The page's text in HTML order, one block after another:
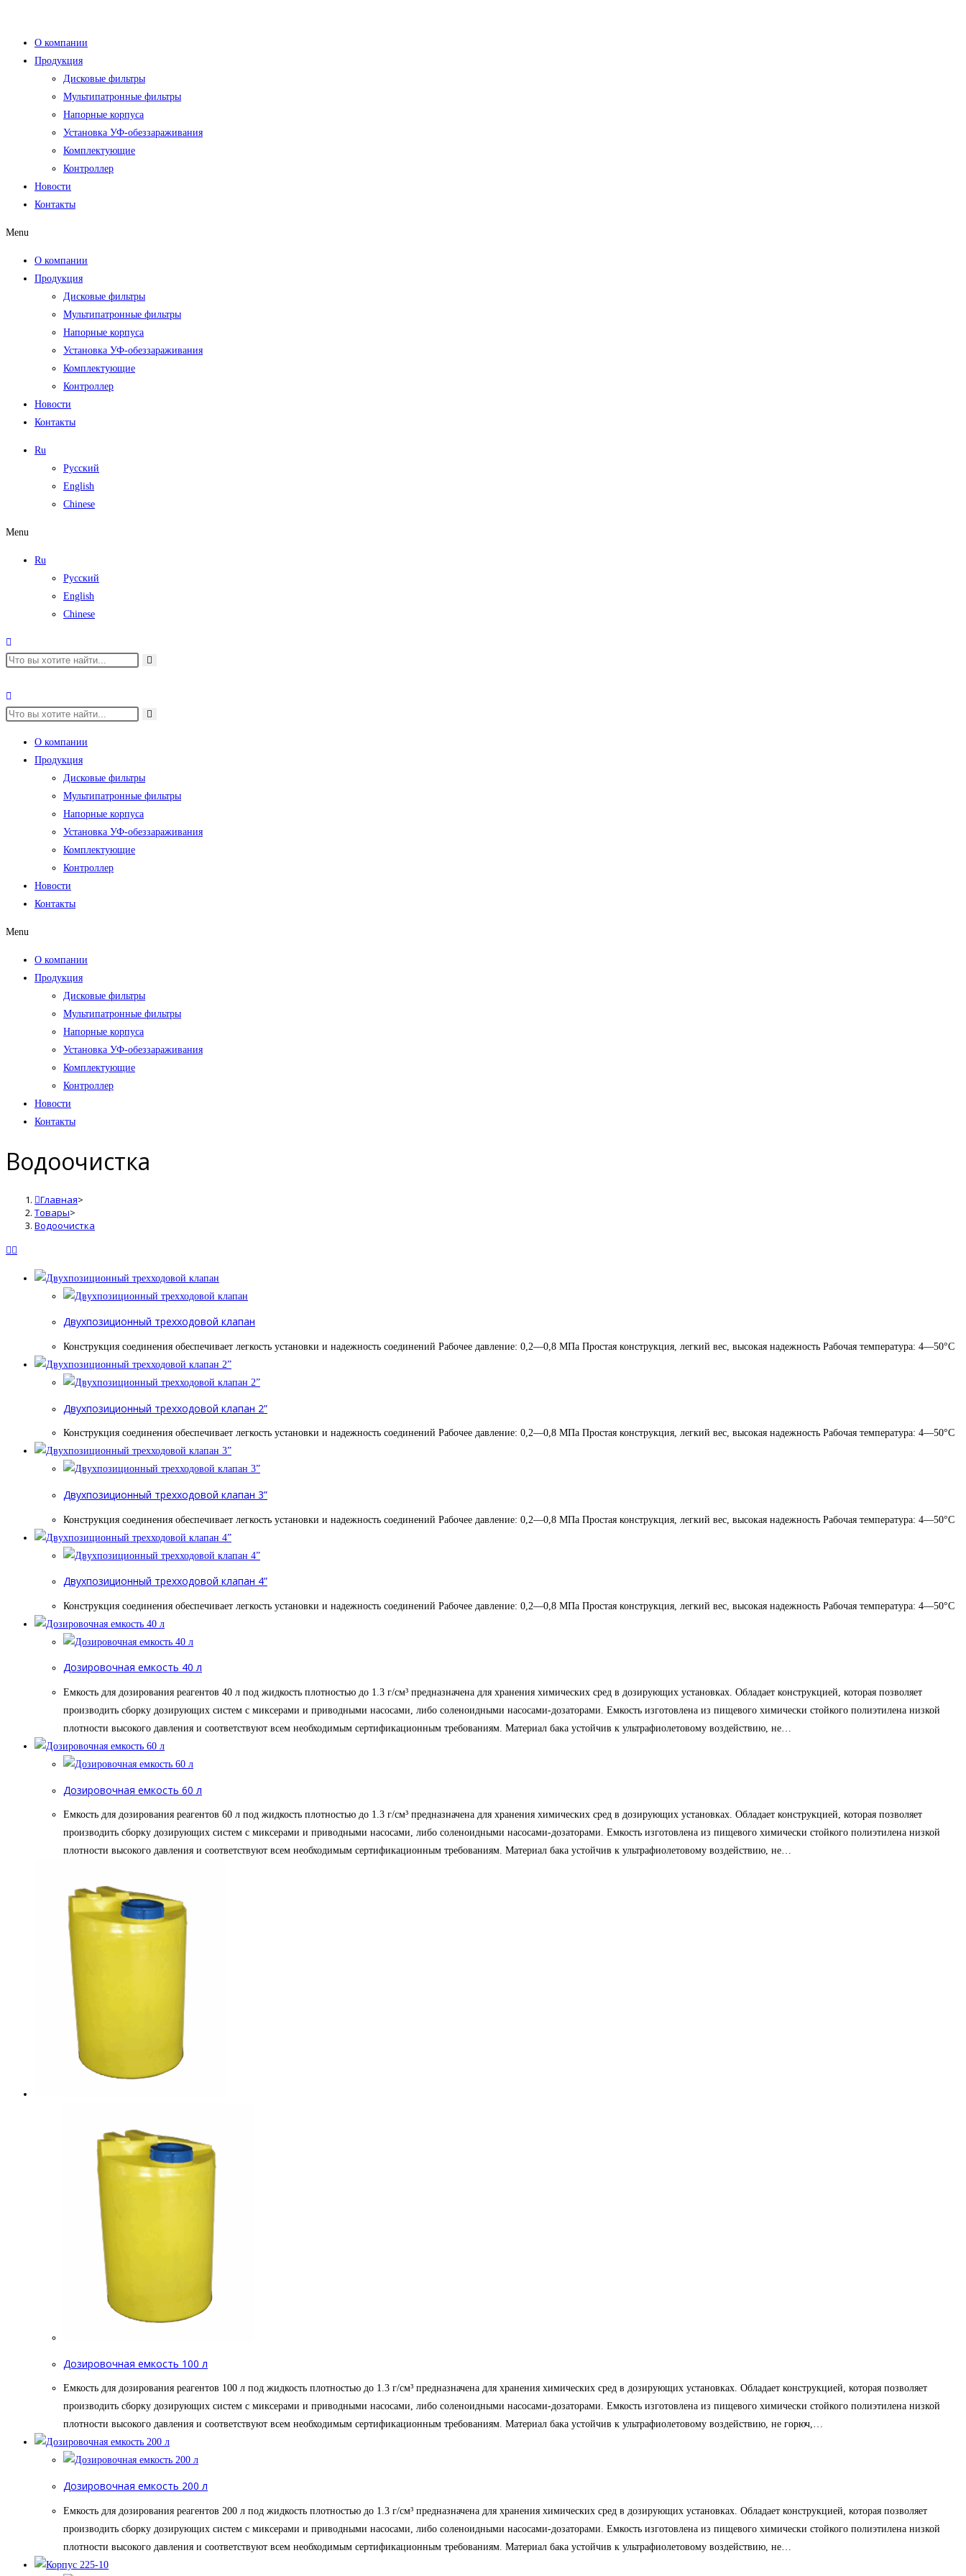
содержимому
О компании
Продукция
Дисковые фильтры
Мультипатронные фильтры
Напорные корпуса
Установка УФ-обеззараживания
Комплектующие
Контроллер
Новости
Контакты
Menu
О компании
Продукция
Дисковые фильтры
Мультипатронные фильтры
Напорные корпуса
Установка УФ-обеззараживания
Комплектующие
Контроллер
Новости
Контакты
Ru
Русский
English
Chinese
Menu
Ru
Русский
English
Chinese
О компании
Продукция
Дисковые фильтры
Мультипатронные фильтры
Напорные корпуса
Установка УФ-обеззараживания
Комплектующие
Контроллер
Новости
Контакты
Menu
О компании
Продукция
Дисковые фильтры
Мультипатронные фильтры
Напорные корпуса
Установка УФ-обеззараживания
Комплектующие
Контроллер
Новости
Контакты
Водоочистка
Главная>
Товары>
Водоочистка
Двухпозиционный трехходовой клапан
Конструкция соединения обеспечивает легкость установки и надежность соединений Рабочее давление: 0,2—0,8 МПа Простая конструкция, легкий вес, высокая надежность Рабочая температура: 4—50°C
Двухпозиционный трехходовой клапан 2”
Конструкция соединения обеспечивает легкость установки и надежность соединений Рабочее давление: 0,2—0,8 МПа Простая конструкция, легкий вес, высокая надежность Рабочая температура: 4—50°C
Двухпозиционный трехходовой клапан 3”
Конструкция соединения обеспечивает легкость установки и надежность соединений Рабочее давление: 0,2—0,8 МПа Простая конструкция, легкий вес, высокая надежность Рабочая температура: 4—50°C
Двухпозиционный трехходовой клапан 4”
Конструкция соединения обеспечивает легкость установки и надежность соединений Рабочее давление: 0,2—0,8 МПа Простая конструкция, легкий вес, высокая надежность Рабочая температура: 4—50°C
Дозировочная емкость 40 л
Емкость для дозирования реагентов 40 л под жидкость плотностью до 1.3 г/см³ предназначена для хранения химических сред в дозирующих установках. Обладает конструкцией, которая позволяет
производить сборку дозирующих систем с миксерами и приводными насосами, либо соленоидными насосами-дозаторами. Емкость изготовлена из пищевого химически стойкого полиэтилена низкой
плотности высокого давления и соответствуют всем необходимым сертификационным требованиям. Материал бака устойчив к ультрафиолетовому воздействию, не…
Дозировочная емкость 60 л
Емкость для дозирования реагентов 60 л под жидкость плотностью до 1.3 г/см³ предназначена для хранения химических сред в дозирующих установках. Обладает конструкцией, которая позволяет
производить сборку дозирующих систем с миксерами и приводными насосами, либо соленоидными насосами-дозаторами. Емкость изготовлена из пищевого химически стойкого полиэтилена низкой
плотности высокого давления и соответствуют всем необходимым сертификационным требованиям. Материал бака устойчив к ультрафиолетовому воздействию, не…
Дозировочная емкость 100 л
Емкость для дозирования реагентов 100 л под жидкость плотностью до 1.3 г/см³ предназначена для хранения химических сред в дозирующих установках. Обладает конструкцией, которая позволяет
производить сборку дозирующих систем с миксерами и приводными насосами, либо соленоидными насосами-дозаторами. Емкость изготовлена из пищевого химически стойкого полиэтилена низкой
плотности высокого давления и соответствуют всем необходимым сертификационным требованиям. Материал бака устойчив к ультрафиолетовому воздействию, не горюч,…
Дозировочная емкость 200 л
Емкость для дозирования реагентов 200 л под жидкость плотностью до 1.3 г/см³ предназначена для хранения химических сред в дозирующих установках. Обладает конструкцией, которая позволяет
производить сборку дозирующих систем с миксерами и приводными насосами, либо соленоидными насосами-дозаторами. Емкость изготовлена из пищевого химически стойкого полиэтилена низкой
плотности высокого давления и соответствуют всем необходимым сертификационным требованиям. Материал бака устойчив к ультрафиолетовому воздействию, не…